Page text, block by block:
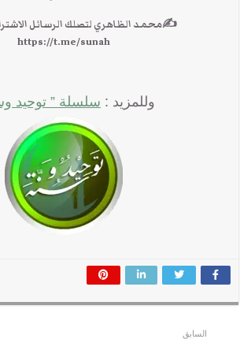
✍محمد الظاهري لتصلك الرسائل
https://t.me/sunah
وللمزيد : سلسلة ” توحيد
السابق